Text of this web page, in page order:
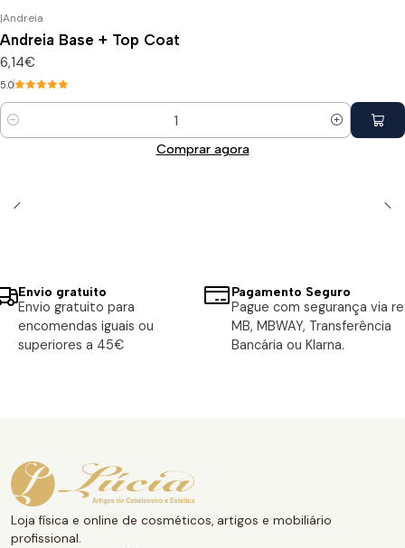
|Andreia
Andreia Base + Top Coat
6,14€
5.0
Quantidade
Comprar agora
Envio gratuito
Envio gratuito para
encomendas iguais ou
superiores a 45€
Pagamento Seguro
Pague com segurança via
MB, MBWAY, Transferência
Bancária ou Klarna.
Loja física e online de cosméticos, artigos e mobiliário
profissional.